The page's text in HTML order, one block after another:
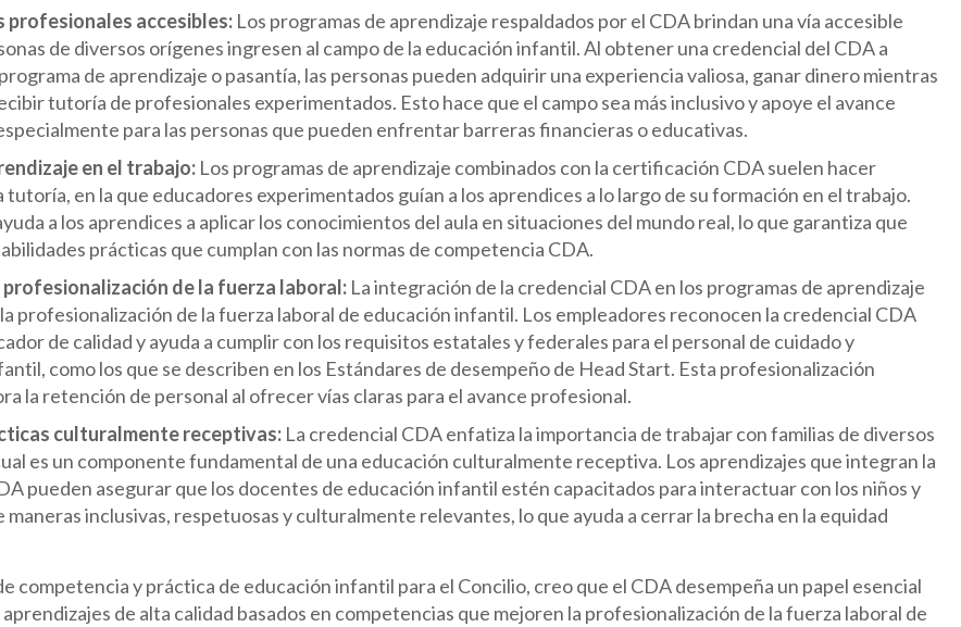
profesionales accesibles: Los programas de aprendizaje respaldados por el CDA brindan una vía accesible
de diversos orígenes ingresen al campo de la educación infantil. Al obtener una credencial del CDA a
de aprendizaje o pasantía, las personas pueden adquirir una experiencia valiosa, ganar dinero mientras
tutoría de profesionales experimentados. Esto hace que el campo sea más inclusivo y apoye el avance
para las personas que pueden enfrentar barreras financieras o educativas.
en el trabajo: Los programas de aprendizaje combinados con la certificación CDA suelen hacer
tutoría, en la que educadores experimentados guían a los aprendices a lo largo de su formación en el trabajo.
a los aprendices a aplicar los conocimientos del aula en situaciones del mundo real, lo que garantiza que
prácticas que cumplan con las normas de competencia CDA.
de la fuerza laboral: La integración de la credencial CDA en los programas de aprendizaje
profesionalización de la fuerza laboral de educación infantil. Los empleadores reconocen la credencial CDA
de calidad y ayuda a cumplir con los requisitos estatales y federales para el personal de cuidado y
como los que se describen en los Estándares de desempeño de Head Start. Esta profesionalización
la retención de personal al ofrecer vías claras para el avance profesional.
culturalmente receptivas: La credencial CDA enfatiza la importancia de trabajar con familias de diversos
es un componente fundamental de una educación culturalmente receptiva. Los aprendizajes que integran la
pueden asegurar que los docentes de educación infantil estén capacitados para interactuar con los niños y
maneras inclusivas, respetuosas y culturalmente relevantes, lo que ayuda a cerrar la brecha en la equidad
competencia y práctica de educación infantil para el Concilio, creo que el CDA desempeña un papel esencial
de alta calidad basados ​​en competencias que mejoren la profesionalización de la fuerza laboral de